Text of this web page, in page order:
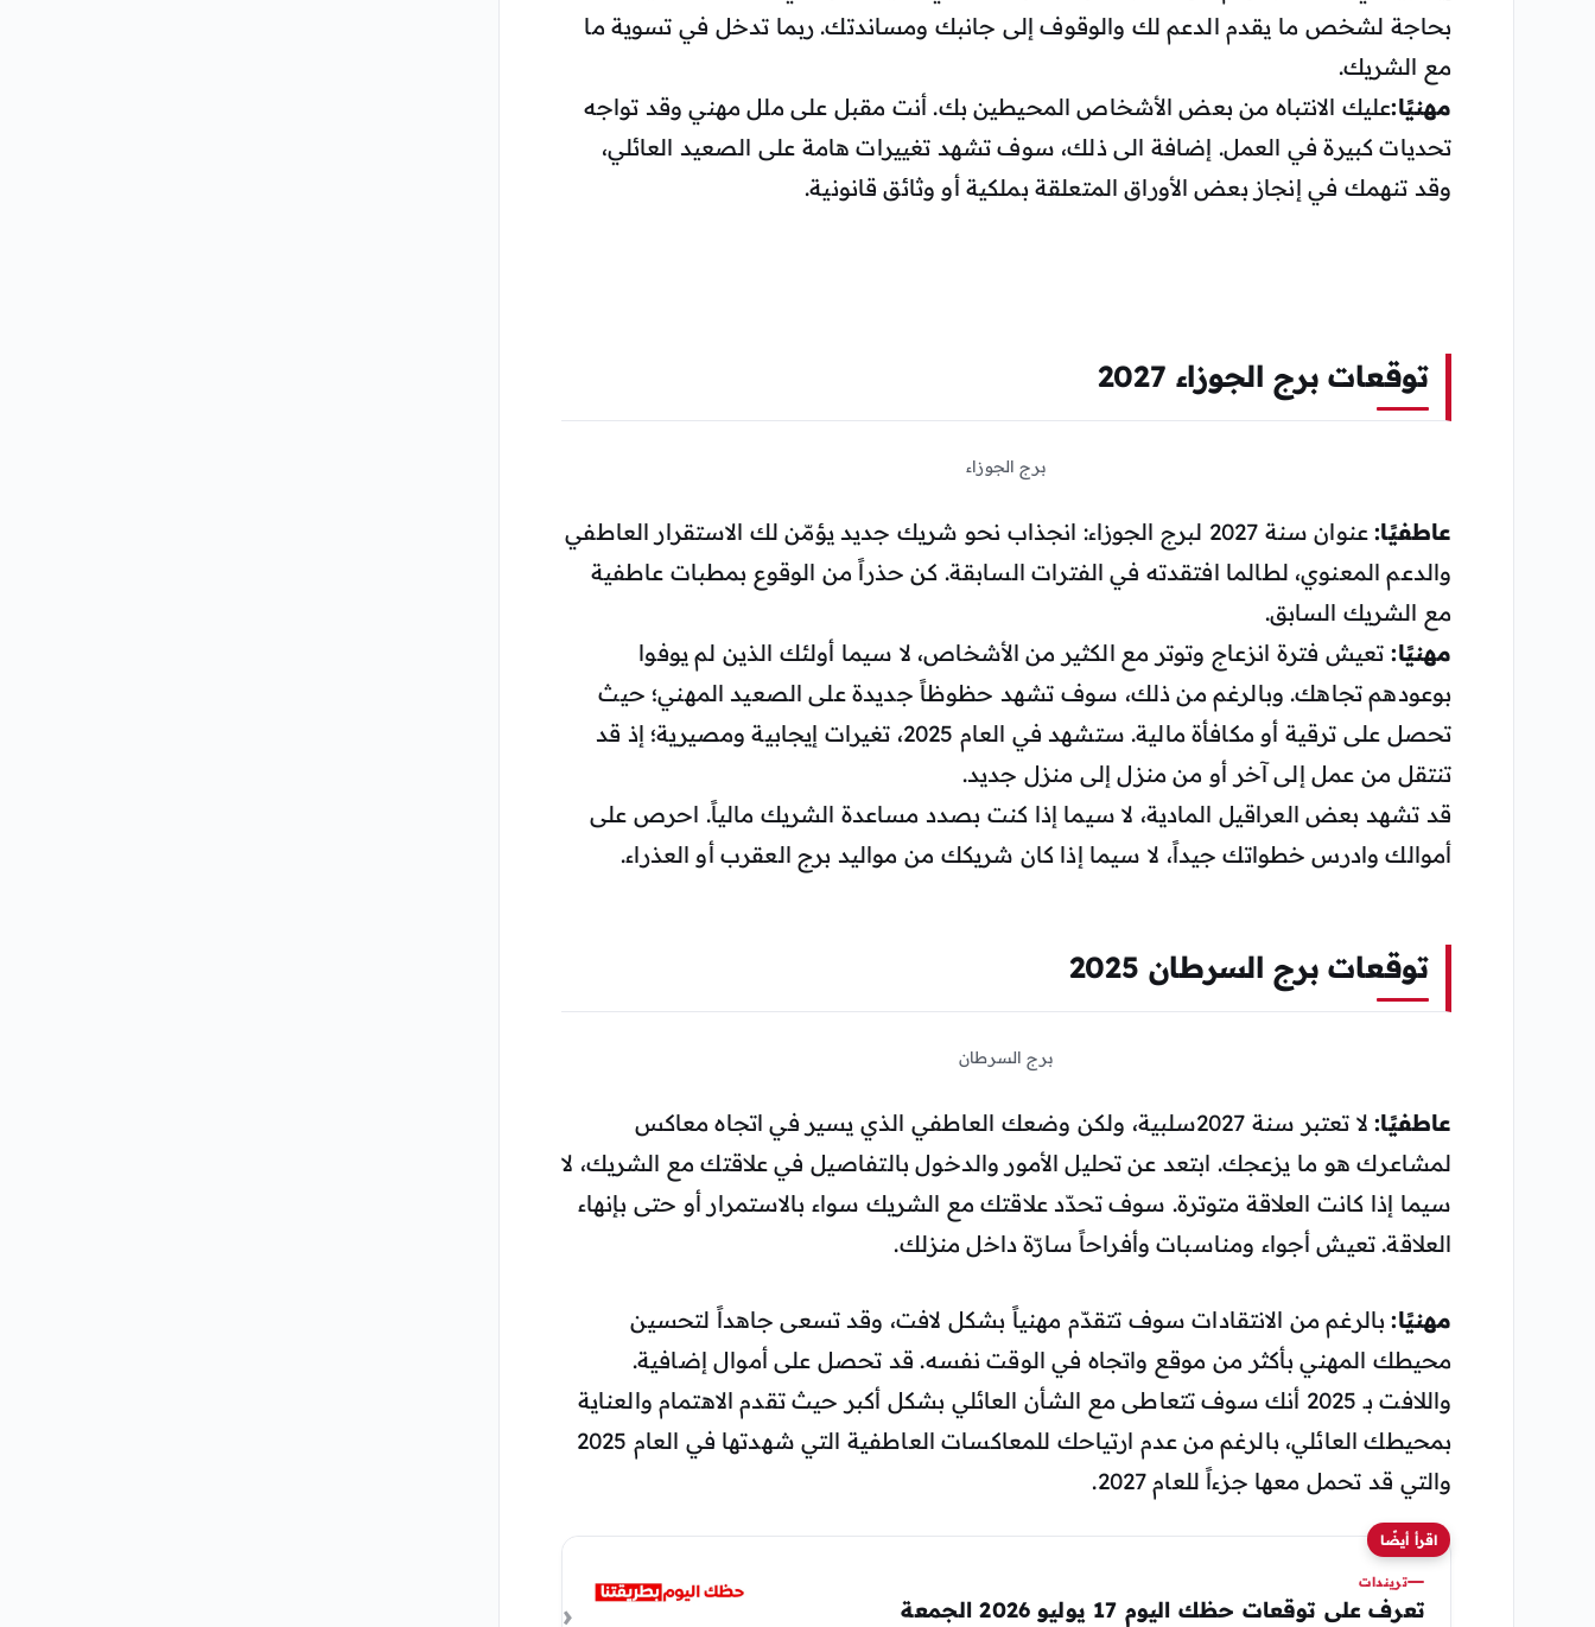
بحاجة لشخص ما يقدم الدعم لك والوقوف إلى جانبك ومساندتك. ربما تدخل في تسوية ما
مع الشريك.
مهنيًا:عليك الانتباه من بعض الأشخاص المحيطين بك. أنت مقبل على ملل مهني وقد تواجه
تحديات كبيرة في العمل. إضافة الى ذلك، سوف تشهد تغييرات هامة على الصعيد العائلي،
وقد تنهمك في إنجاز بعض الأوراق المتعلقة بملكية أو وثائق قانونية.
توقعات برج الجوزاء 2027
برج الجوزاء
عاطفيًا:
عنوان سنة 2027 لبرج الجوزاء: انجذاب نحو شريك جديد يؤمّن لك الاستقرار العاطفي
والدعم المعنوي، لطالما افتقدته في الفترات السابقة. كن حذراً من الوقوع بمطبات عاطفية
مع الشريك السابق.
مهنيًا:تعيش فترة انزعاج وتوتر مع الكثير من الأشخاص، لا سيما أولئك الذين لم يوفوا
بوعودهم تجاهك. وبالرغم من ذلك، سوف تشهد حظوظاً جديدة على الصعيد المهني؛ حيث
تحصل على ترقية أو مكافأة مالية. ستشهد في العام 2025، تغيرات إيجابية ومصيرية؛ إذ قد
تنتقل من عمل إلى آخر أو من منزل إلى منزل جديد.
قد تشهد بعض العراقيل المادية، لا سيما إذا كنت بصدد مساعدة الشريك مالياً. احرص على
أموالك وادرس خطواتك جيداً، لا سيما إذا كان شريكك من مواليد برج العقرب أو العذراء.
توقعات برج السرطان 2025
برج السرطان
عاطفيًا:
لا تعتبر سنة 2027سلبية، ولكن وضعك العاطفي الذي يسير في اتجاه معاكس
لمشاعرك هو ما يزعجك. ابتعد عن تحليل الأمور والدخول بالتفاصيل في علاقتك مع الشريك، لا
سيما إذا كانت العلاقة متوترة. سوف تحدّد علاقتك مع الشريك سواء بالاستمرار أو حتى بإنهاء
العلاقة. تعيش أجواء ومناسبات وأفراحاً سارّة داخل منزلك.
مهنيًا:بالرغم من الانتقادات سوف تتقدّم مهنياً بشكل لافت، وقد تسعى جاهداً لتحسين
محيطك المهني بأكثر من موقع واتجاه في الوقت نفسه. قد تحصل على أموال إضافية.
واللافت بـ 2025 أنك سوف تتعاطى مع الشأن العائلي بشكل أكبر حيث تقدم الاهتمام والعناية
بمحيطك العائلي، بالرغم من عدم ارتياحك للمعاكسات العاطفية التي شهدتها في العام 2025
والتي قد تحمل معها جزءاً للعام 2027.
اقرأ أيضًا
تريندات
تعرف على توقعات حظك اليوم 17 يوليو 2026 الجمعة